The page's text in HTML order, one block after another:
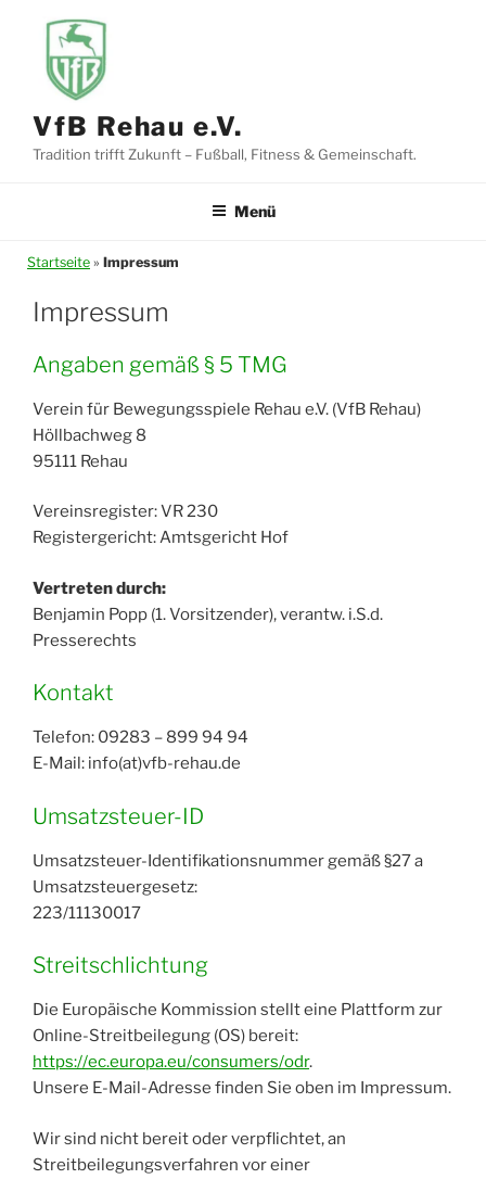
springen
VfB Rehau e.V.
Tradition trifft Zukunft – Fußball, Fitness & Gemeinschaft.
Menü
Startseite » Impressum
Impressum
Angaben gemäß § 5 TMG
Verein für Bewegungsspiele Rehau e.V. (VfB Rehau)
Höllbachweg 8
95111 Rehau
Vereinsregister: VR 230
Registergericht: Amtsgericht Hof
Vertreten durch:
Benjamin Popp (1. Vorsitzender), verantw. i.S.d.
Presserechts
Kontakt
Telefon: 09283 – 899 94 94
E-Mail: info(at)vfb-rehau.de
Umsatzsteuer-ID
Umsatzsteuer-Identifikationsnummer gemäß §27 a
Umsatzsteuergesetz:
223/11130017
Streitschlichtung
Die Europäische Kommission stellt eine Plattform zur
Online-Streitbeilegung (OS) bereit:
https://ec.europa.eu/consumers/odr.
Unsere E-Mail-Adresse finden Sie oben im Impressum.
Wir sind nicht bereit oder verpflichtet, an
Streitbeilegungsverfahren vor einer